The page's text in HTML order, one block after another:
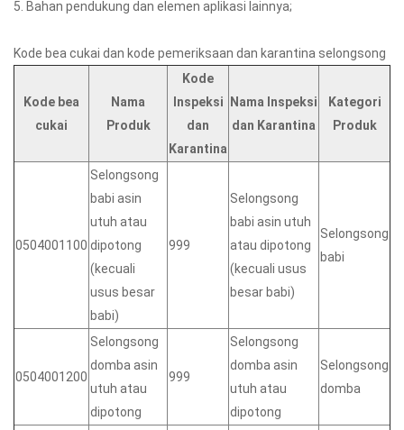
5. Bahan pendukung dan elemen aplikasi lainnya;
Kode bea cukai dan kode pemeriksaan dan karantina selongsong
Kode bea
cukai
Nama
Produk
Kode
Inspeksi
dan
Karantina
Nama Inspeksi
dan Karantina
Kategori
Produk
0504001100
Selongsong
babi asin
utuh atau
dipotong
(kecuali
usus besar
babi)
999
Selongsong
babi asin utuh
atau dipotong
(kecuali usus
besar babi)
Selongsong
babi
0504001200
Selongsong
domba asin
utuh atau
dipotong
999
Selongsong
domba asin
utuh atau
dipotong
Selongsong
domba